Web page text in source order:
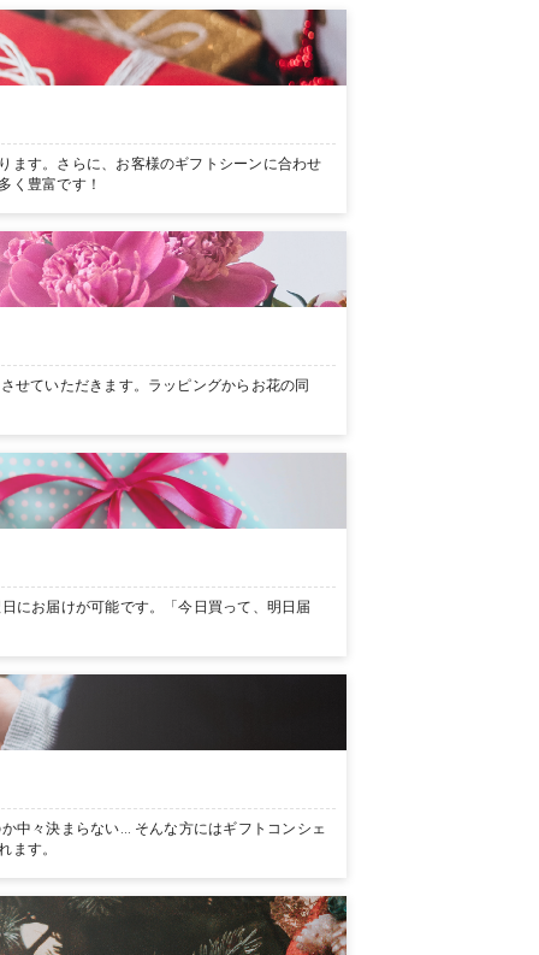
ます。さらに、お客様のギフトシーンに合わせ
く豊富です！
せていただきます。ラッピングからお花の同
にお届けが可能です。「今日買って、明日届
中々決まらない… そんな方にはギフトコンシェ
ます。